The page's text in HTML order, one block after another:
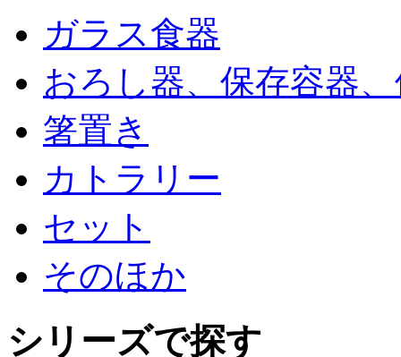
ガラス食器
おろし器、保存容器
箸置き
カトラリー
セット
そのほか
シリーズで探す